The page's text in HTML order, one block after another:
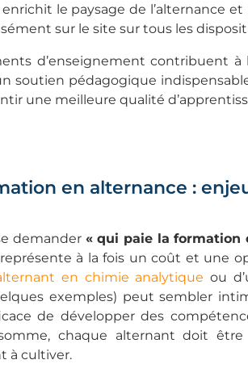
le paysage de l’alternance
sur le site sur tous les
d’enseignement contribuent
soutien pédagogique
une meilleure qualité
en alternance :
demander « qui paie la formation
à la fois un coût et une
en chimie analytique ou
exemples) peut sembler
de développer des
somme, chaque alternant doit
à cultiver.